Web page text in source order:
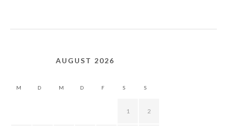
AUGUST 2026
M D M D F S S
1 2